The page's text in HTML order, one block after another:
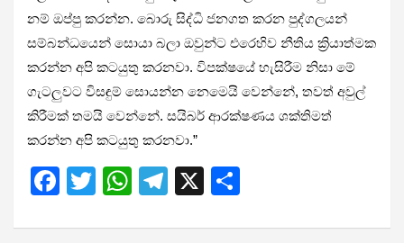
නම් ඔප්පු කරන්න. බොරු සිද්ධි ජනගත කරන පුද්ගලයන්
සම්බන්ධයෙන් සොයා බලා ඔවුන්ට එරෙහිව නීතිය ක්‍රියාත්මක
කරන්න අපි කටයුතු කරනවා. විපක්ෂයේ හැසිරීම නිසා මේ
ගැටලුවට විසඳුම් සොයන්න නෙමෙයි වෙන්නේ, තවත් අවුල්
කිරීමක් තමයි වෙන්නේ. සයිබර් ආරක්ෂණය ශක්තිමත්
කරන්න අපි කටයුතු කරනවා.”
F
T
W T
X